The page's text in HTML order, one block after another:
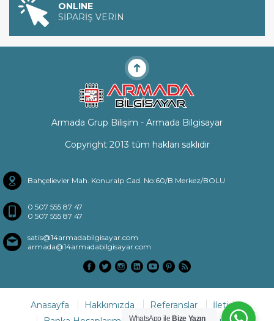
ONLINE
SİPARİŞ VERİN
Armada Grup Bilişim - Armada Bilgisayar
Copyright 2013 tüm hakları saklıdır
Bahçelievler Mah. Konuralp Cad. No:60/B Merkez/BOLU
0 507 555 87 47
0 507 555 87 47
satis@14armadabilgisayar.com
armada@14armadabilgisayar.com
Anasayfa Hakkımızda Referanslar
İletişim
WhatsApp ile Bize Yazın